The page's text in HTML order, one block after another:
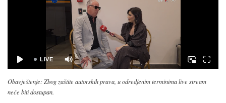
Obavještenje: Zbog zaštite autorskih prava, u odredjenim terminima live stream
neće biti dostupan.